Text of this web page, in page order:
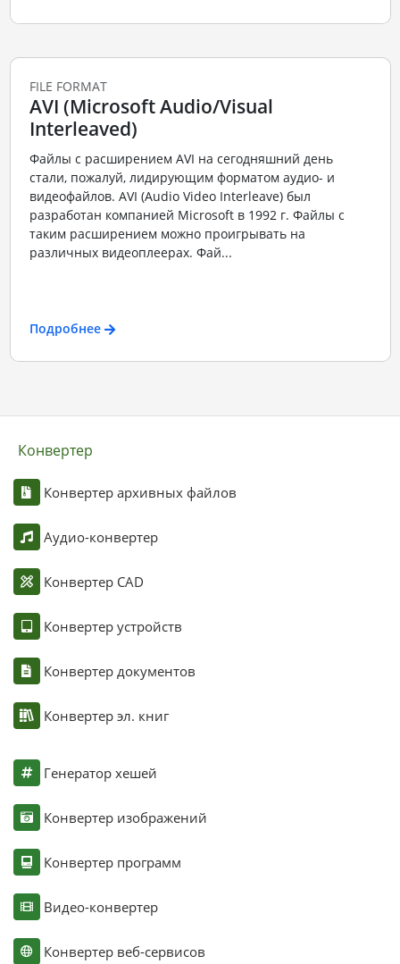
FILE FORMAT
AVI (Microsoft Audio/Visual
Interleaved)
Файлы с расширением AVI на сегодняшний день
стали, пожалуй, лидирующим форматом аудио- и
видеофайлов. AVI (Audio Video Interleave) был
разработан компанией Microsoft в 1992 г. Файлы с
таким расширением можно проигрывать на
различных видеоплеерах. Фай...
Подробнее
Конвертер
Конвертер архивных файлов
Аудио-конвертер
Конвертер CAD
Конвертер устройств
Конвертер документов
Конвертер эл. книг
Генератор хешей
Конвертер изображений
Конвертер программ
Видео-конвертер
Конвертер веб-сервисов